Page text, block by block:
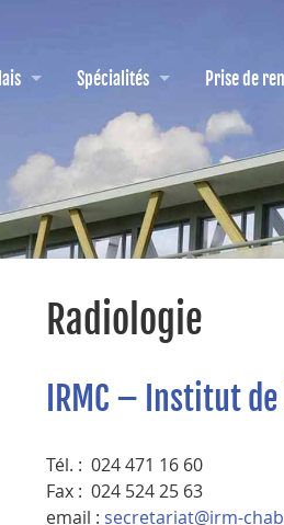
Spécialités Prise de
Radiologie
IRMC – Institut
Tél. : 024 471 16 60
Fax : 024 524 25 63
email : secretariat@irm-